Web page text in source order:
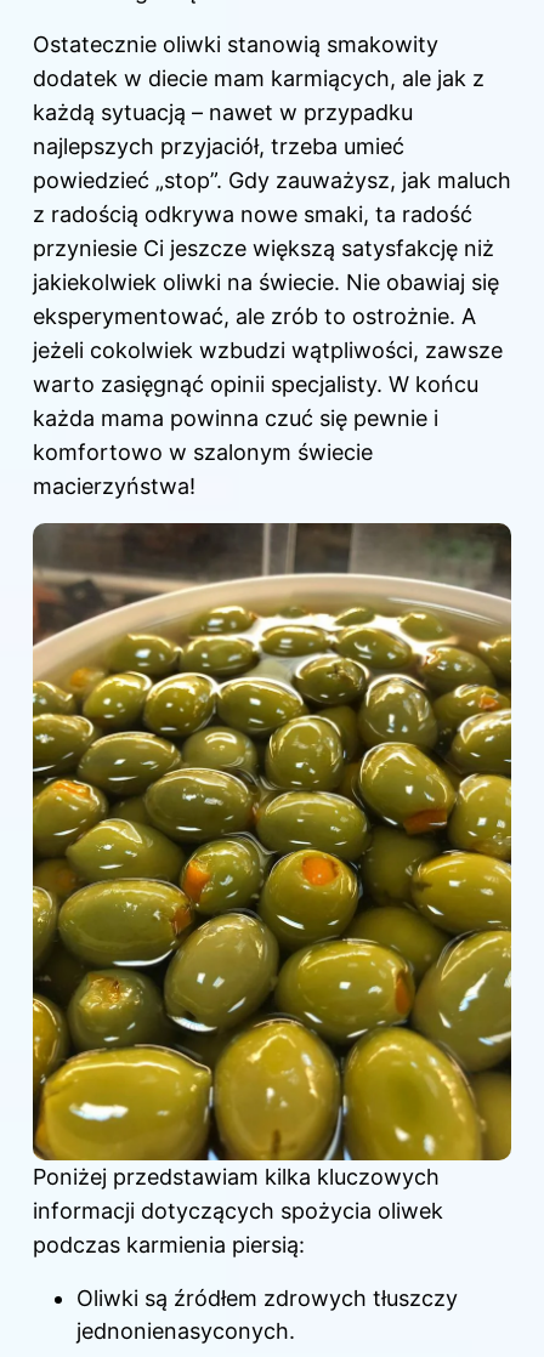
Ostatecznie oliwki stanowią smakowity
dodatek w diecie mam karmiących, ale jak z
każdą sytuacją – nawet w przypadku
najlepszych przyjaciół, trzeba umieć
powiedzieć „stop”. Gdy zauważysz, jak maluch
z radością odkrywa nowe smaki, ta radość
przyniesie Ci jeszcze większą satysfakcję niż
jakiekolwiek oliwki na świecie. Nie obawiaj się
eksperymentować, ale zrób to ostrożnie. A
jeżeli cokolwiek wzbudzi wątpliwości, zawsze
warto zasięgnąć opinii specjalisty. W końcu
każda mama powinna czuć się pewnie i
komfortowo w szalonym świecie
macierzyństwa!
Poniżej przedstawiam kilka kluczowych
informacji dotyczących spożycia oliwek
podczas karmienia piersią:
Oliwki są źródłem zdrowych tłuszczy
jednonienasyconych.